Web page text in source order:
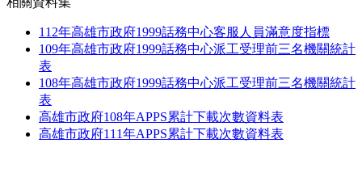
112年高雄市政府1999話務中心客服人員滿意度指標
109年高雄市政府1999話務中心派工受理前三名機關統計
表
108年高雄市政府1999話務中心派工受理前三名機關統計
表
高雄市政府108年APPS累計下載次數資料表
高雄市政府111年APPS累計下載次數資料表